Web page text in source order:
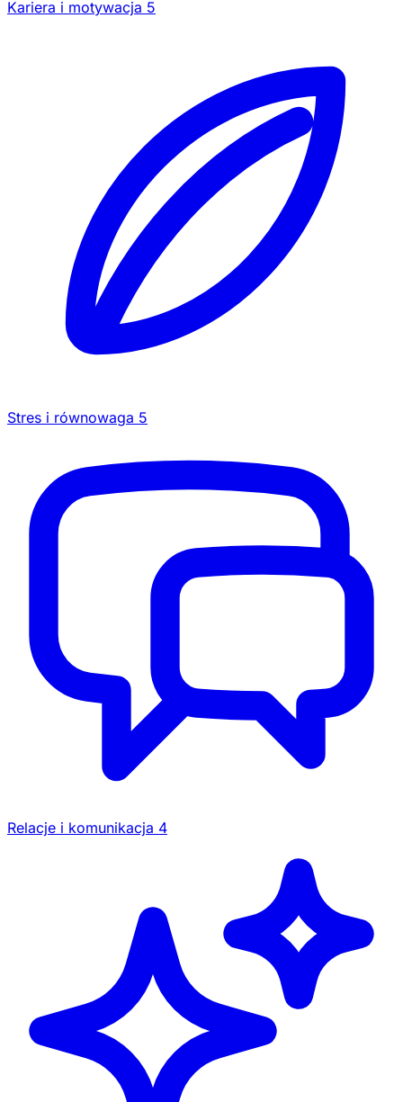
Kariera i motywacja 5
Stres i równowaga 5
Relacje i komunikacja 4